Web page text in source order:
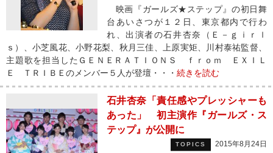
映画『ガールズ★ステップ』の初日舞
台あいさつが１２日、東京都内で行わ
れ、出演者の石井杏奈（Ｅ－ｇｉｒｌ
ｓ）、小芝風花、小野花梨、秋月三佳、上原実矩、川村泰祐監督、
主題歌を担当したＧＥＮＥＲＡＴＩＯＮＳ ｆｒｏｍ ＥＸＩＬ
Ｅ ＴＲＩＢＥのメンバー５人が登壇・・・ 続きを読む
石井杏奈「責任感やプレッシャーも
あった」 初主演作『ガールズ・ス
テップ』が公開に
TOPICS 2015年8月24日